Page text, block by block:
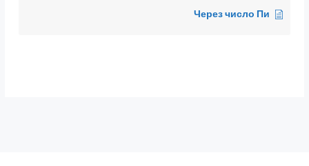
Через число Пи